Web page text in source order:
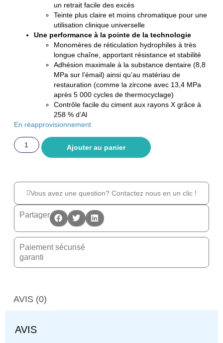
un retrait facile des excès
Teinte plus claire et moins chromatique pour une
utilisation clinique universelle
Une performance à la pointe de la technologie
Monomères de réticulation hydrophiles à très
longue chaîne, apportant résistance et stabilité
Adhésion maximale à la substance dentaire (8,8
MPa sur l’émail) ainsi qu’au matériau de
restauration (comme la zircone avec 13,4 MPa
après 5 000 cycles de thermocyclage)
Contrôle facile du ciment aux rayons X grâce à
258 % dʼAl
En réapprovisionnement
Ajouter au panier
Vous avez une question? Contactez nous en un clic !
Partager
Paiement sécurisé
garanti
AVIS (0)
AVIS